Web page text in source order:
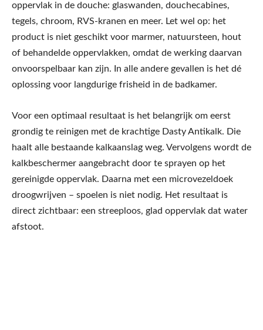
oppervlak in de douche: glaswanden, douchecabines,
tegels, chroom, RVS-kranen en meer. Let wel op: het
product is niet geschikt voor marmer, natuursteen, hout
of behandelde oppervlakken, omdat de werking daarvan
onvoorspelbaar kan zijn. In alle andere gevallen is het dé
oplossing voor langdurige frisheid in de badkamer.
Voor een optimaal resultaat is het belangrijk om eerst
grondig te reinigen met de krachtige Dasty Antikalk. Die
haalt alle bestaande kalkaanslag weg. Vervolgens wordt de
kalkbeschermer aangebracht door te sprayen op het
gereinigde oppervlak. Daarna met een microvezeldoek
droogwrijven – spoelen is niet nodig. Het resultaat is
direct zichtbaar: een streeploos, glad oppervlak dat water
afstoot.